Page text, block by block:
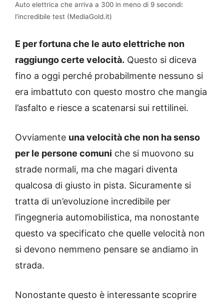
Auto elettrica che arriva a 300 in meno di 9 secondi:
l’incredibile test (MediaGold.it)
E per fortuna che le auto elettriche non
raggiungo certe velocità. Questo si diceva
fino a oggi perché probabilmente nessuno si
era imbattuto con questo mostro che mangia
l’asfalto e riesce a scatenarsi sui rettilinei.
Ovviamente una velocità che non ha senso
per le persone comuni che si muovono su
strade normali, ma che magari diventa
qualcosa di giusto in pista. Sicuramente si
tratta di un’evoluzione incredibile per
l’ingegneria automobilistica, ma nonostante
questo va specificato che quelle velocità non
si devono nemmeno pensare se andiamo in
strada.
Nonostante questo è interessante scoprire